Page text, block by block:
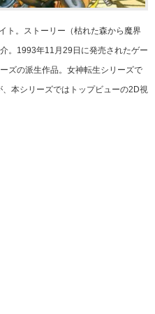
ト。ストーリー（枯れた森から魔界
。1993年11月29日に発売されたゲー
ズの派生作品。女神転生シリーズで
本シリーズではトップビューの2D視